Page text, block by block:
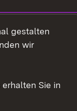
gestalten
wir
Sie in